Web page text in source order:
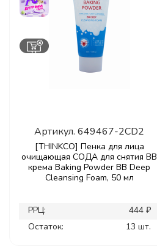
Артикул.649467-2CD2
[THINKCO] Пенка для лица
очищающая СОДА для снятия ВВ
крема Baking Powder ВВ Deep
Cleansing Foam, 50 мл
РРЦ:
444 ₽
Остаток:
13 шт.